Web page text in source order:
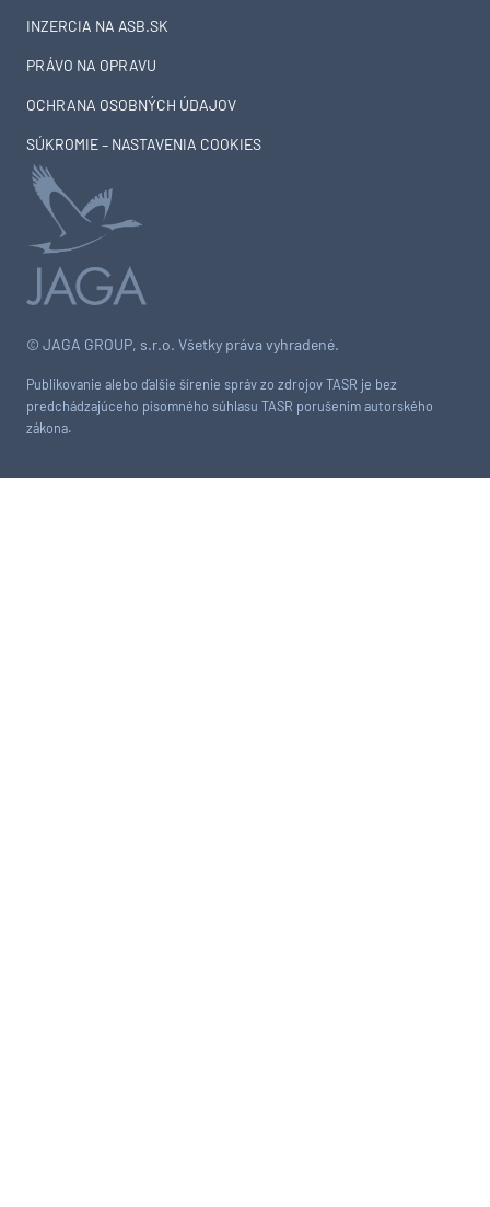
© JAGA GROUP, s.r.o. Všetky práva vyhradené.
Publikovanie alebo ďalšie šírenie správ zo zdrojov TASR je bez
predchádzajúceho písomného súhlasu TASR porušením autorského
zákona.
INZERCIA NA ASB.SK
PRÁVO NA OPRAVU
OCHRANA OSOBNÝCH ÚDAJOV
SÚKROMIE – NASTAVENIA COOKIES